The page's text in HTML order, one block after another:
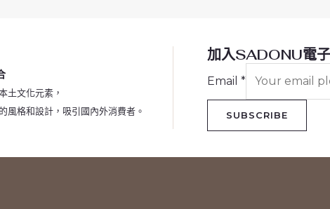
土文化元素，
風格和設計，吸引國內外消費者。
加入SADONU電
Email *
SUBSCRIBE